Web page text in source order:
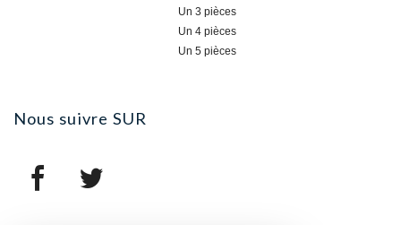
Un 3 pièces
Un 4 pièces
Un 5 pièces
nous suivre SUR